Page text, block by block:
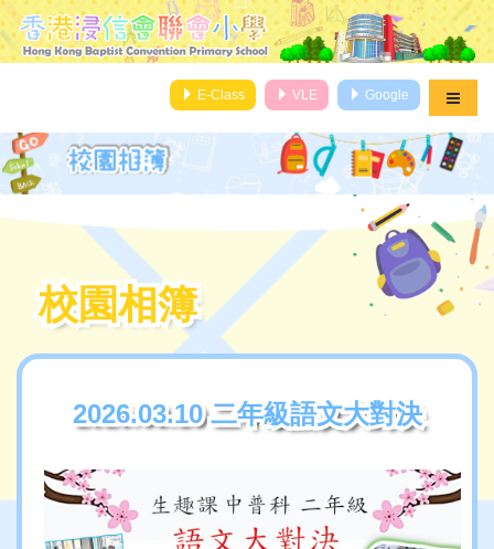
E-Class VLE Google
校園相簿
校園相簿
2026.03.10 二年級語文大對決
2026.03.10 二年級語文大對決